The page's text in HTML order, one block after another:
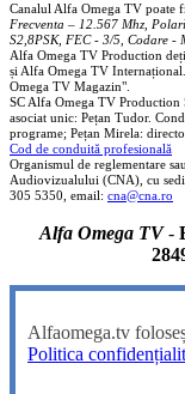
Canalul Alfa Omega TV poate
Frecventa – 12.567 Mhz,
S2,8PSK, FEC - 3/5, Codare -
Alfa Omega TV Production
și Alfa Omega TV
Omega TV Magazin".
SC Alfa Omega TV Production
asociat unic: Pețan Tudor.
programe; Pețan Mirela:
Cod de conduită profesională
Organismul de reglementare
Audiovizualului (CNA), cu
305 5350, email: cna@cna.ro
Alfa Omega TV-
Alfaomega.tv
Politica